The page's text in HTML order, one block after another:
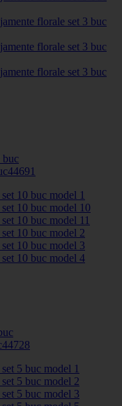
44691
44728